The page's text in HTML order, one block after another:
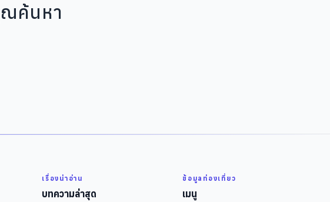
ณค้นหา
เรื่องน่าอ่าน
บทความล่าสุด
ข้อมูลท่องเที่ยว
เมนู